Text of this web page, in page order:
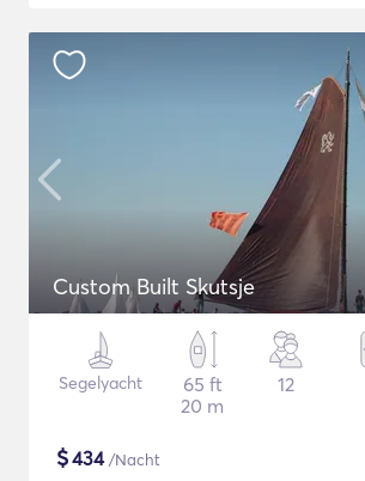
Custom Built Skutsje
Segelyacht
65 ft
20 m
12
$434/Nacht